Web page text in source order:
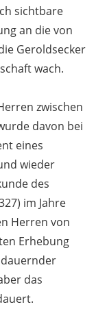
sichtbare
an die von
Geroldsecker
wach.
zwischen
davon bei
eines
wieder
des
im Jahre
Herren von
Erhebung
das